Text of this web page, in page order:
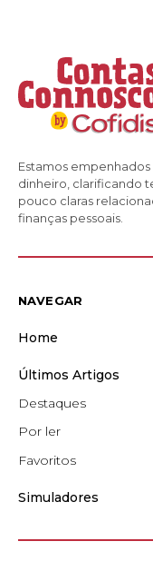
Estamos
dinheiro, clarificando
pouco claras
finanças pessoais.
NAVEGAR
Home
Últimos Artigos
Destaques
Por ler
Favoritos
Simuladores